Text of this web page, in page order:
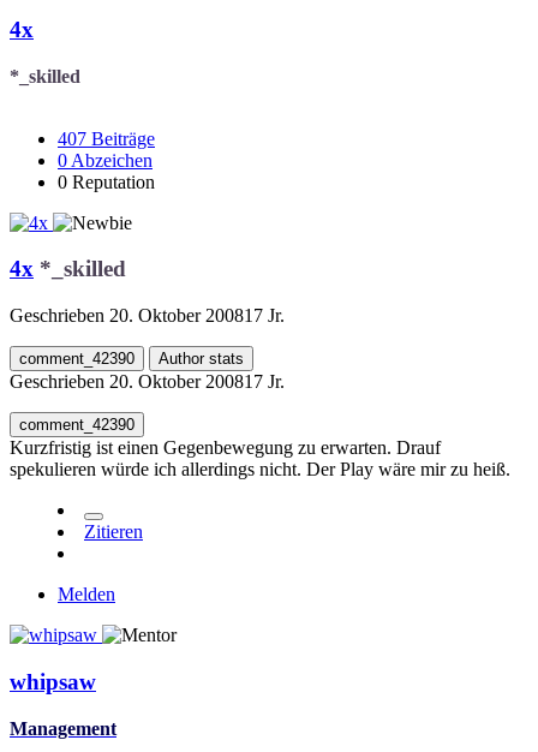
4x
*_skilled
407 Beiträge
0 Abzeichen
0 Reputation
4x *_skilled
Geschrieben 20. Oktober 200817 Jr.
comment_42390 Author stats
Geschrieben 20. Oktober 200817 Jr.
comment_42390
Kurzfristig ist einen Gegenbewegung zu erwarten. Drauf
spekulieren würde ich allerdings nicht. Der Play wäre mir zu heiß.
Zitieren
Melden
whipsaw
Management